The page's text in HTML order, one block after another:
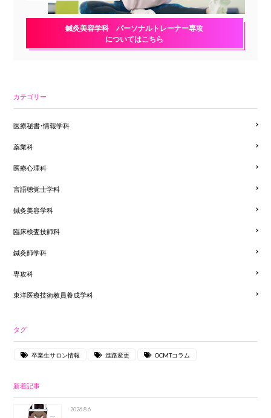
鍼灸美容学科 パーソナルトレーナー専攻
についてはこちら
カテゴリー
医療秘書・情報学科
薬業科
医療心理科
言語聴覚士学科
鍼灸美容学科
臨床検査技師科
鍼灸師学科
専攻科
東洋医療技術教員養成学科
タグ
卒業生サロン情報 進路変更 OCMTコラム
新着記事
2026.8.6